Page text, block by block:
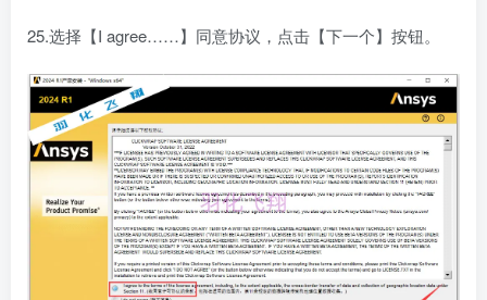
25.选择【I agree……】同意协议，点击【下一个】按钮。